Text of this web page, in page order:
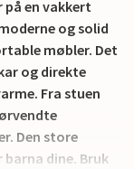
på en vakkert
og solid
møbler. Det
og direkte
Fra stuen
Den store
dine. Bruk